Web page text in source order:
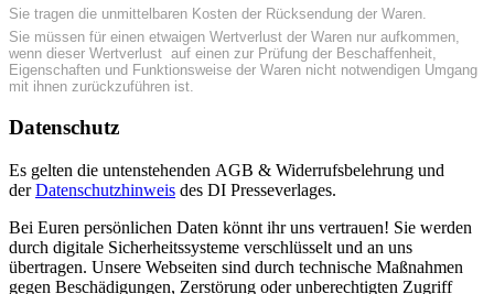
Sie tragen die unmittelbaren Kosten der Rücksendung der Waren.
Sie müssen für einen etwaigen Wertverlust der Waren nur aufkommen,
wenn dieser Wertverlust auf einen zur Prüfung der Beschaffenheit,
Eigenschaften und Funktionsweise der Waren nicht notwendigen Umgang
mit ihnen zurückzuführen ist.
Datenschutz
Es gelten die untenstehenden AGB & Widerrufsbelehrung und
derDatenschutzhinweis des DI Presseverlages.
Bei Euren persönlichen Daten könnt ihr uns vertrauen! Sie werden
durch digitale Sicherheitssysteme verschlüsselt und an uns
übertragen. Unsere Webseiten sind durch technische Maßnahmen
gegen Beschädigungen, Zerstörung oder unberechtigten Zugriff